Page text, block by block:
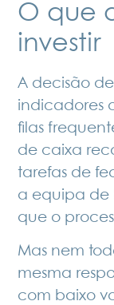
O que
investir
A decisão
indicadores
filas
de caixa
tarefas de
a equipa de
que o
Mas nem
mesma
com baixo